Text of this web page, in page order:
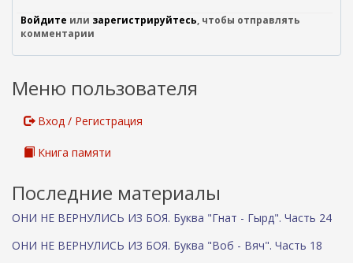
е
ш
н
я
с
л
)
ш
)
Войдите или зарегистрируйтесь, чтобы отправлять
комментарии
Меню пользователя
Вход / Регистрация
Книга памяти
Последние материалы
ОНИ НЕ ВЕРНУЛИСЬ ИЗ БОЯ. Буква "Гнат - Гырд". Часть 24
ОНИ НЕ ВЕРНУЛИСЬ ИЗ БОЯ. Буква "Воб - Вяч". Часть 18